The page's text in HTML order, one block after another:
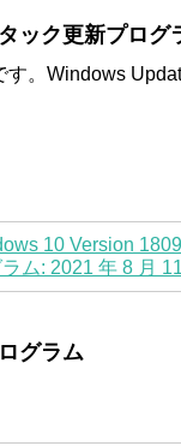
ック更新プログ
す。Windows
10 Version
ム: 2021 年 8 月
グラム